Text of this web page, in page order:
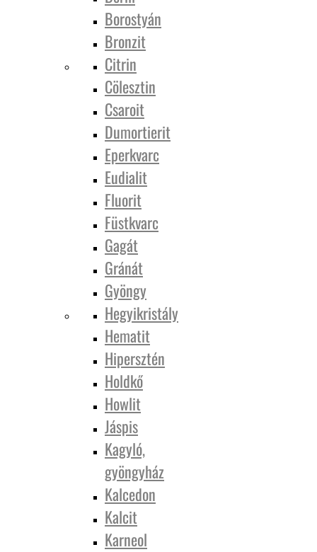
Borostyán
Bronzit
Citrin
Cölesztin
Csaroit
Dumortierit
Eperkvarc
Eudialit
Fluorit
Füstkvarc
Gagát
Gránát
Gyöngy
Hegyikristály
Hematit
Hipersztén
Holdkő
Howlit
Jáspis
Kagyló,
gyöngyház
Kalcedon
Kalcit
Karneol